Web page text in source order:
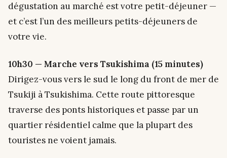
dégustation au marché estvotre petit-déjeuner —
et c’est l’un des meilleurs petits-déjeuners de
votre vie.
10h30 — Marche vers Tsukishima (15 minutes)
Dirigez-vous vers le sud le long du front de mer de
Tsukiji à Tsukishima. Cette route pittoresque
traverse des ponts historiques et passe par un
quartier résidentiel calme que la plupart des
touristes ne voient jamais.